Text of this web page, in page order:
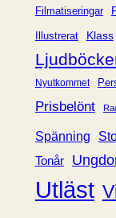
Filmatiseringar
Illustrerat Klass
Nyutkommet
Prisbelönt
Spänning
Tonår
Utläst